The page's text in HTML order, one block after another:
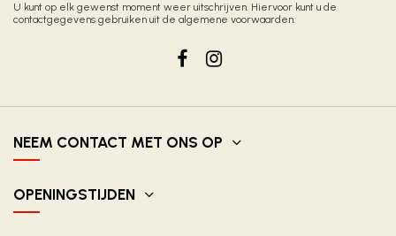
U kunt op elk gewenst moment weer uitschrijven. Hiervoor kunt u de
contactgegevens gebruiken uit de algemene voorwaarden.
NEEM CONTACT MET ONS OP
OPENINGSTIJDEN